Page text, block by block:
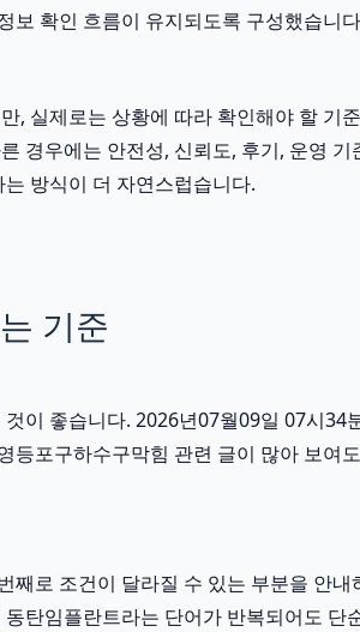
보 확인 흐름이 유지되도록 구성했습니
, 실제로는 상황에 따라 확인해야 할
경우에는 안전성, 신뢰도, 후기, 운영
방식이 더 자연스럽습니다.
기준
이 좋습니다. 2026년07월09일 07시
포구하수구막힘 관련 글이 많아 보
로 조건이 달라질 수 있는 부분을 안
탄임플란트라는 단어가 반복되어도